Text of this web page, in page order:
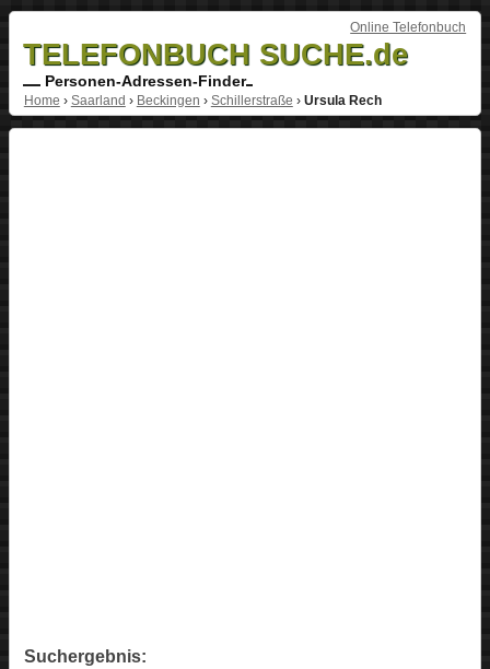
Online Telefonbuch
TELEFONBUCH SUCHE.de
Personen-Adressen-Finder
Home › Saarland › Beckingen › Schillerstraße › Ursula Rech
Suchergebnis: